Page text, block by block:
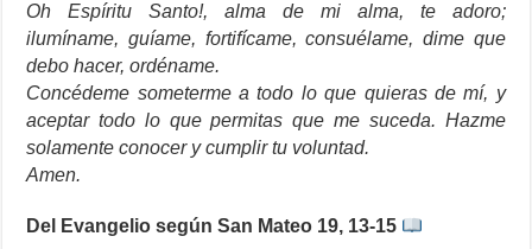
Oh Espíritu Santo!, alma de mi alma, te adoro;
ilumíname, guíame, fortifícame, consuélame, dime que
debo hacer, ordéname.
Concédeme someterme a todo lo que quieras de mí, y
aceptar todo lo que permitas que me suceda. Hazme
solamente conocer y cumplir tu voluntad.
Amen.
Del Evangelio según San Mateo 19, 13-15